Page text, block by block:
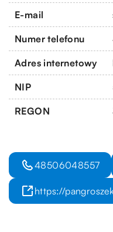
E-mail
Numer telefonu
Adres internetowy
NIP
REGON
48506048557
https://